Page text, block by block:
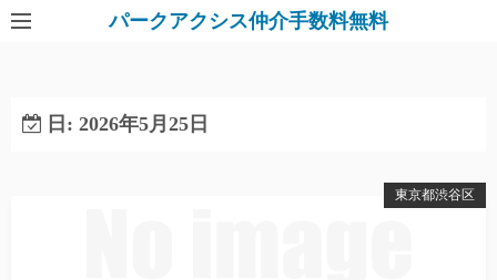
パークアクシス仲介手数料無料
日: 2026年5月25日
東京都渋谷区